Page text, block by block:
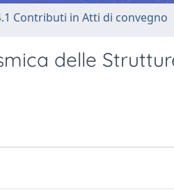
Contributi in Atti di convegno
delle